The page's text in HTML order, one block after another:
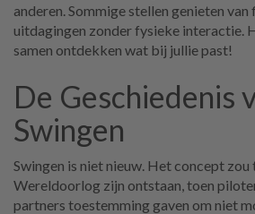
anderen. Sommige stellen genieten
uitdagingen zonder fysieke interactie.
samen ontdekken wat bij jullie past!
De Geschiedenis
Swingen
Swingen is niet nieuw. Het concept
Wereldoorlog zijn ontstaan, toen
partners toestemming gaven om niet